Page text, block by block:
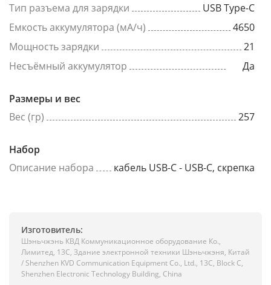
Тип разъема для зарядки
USB Type-C
Емкость аккумулятора (мА/ч)
4650
Мощность зарядки
21
Несъёмный аккумулятор
Да
Размеры и вес
Вес (гр)
257
Набор
Описание набора
кабель USB-C - USB-C, скрепка
Изготовитель:
Шэньчжэнь КВД Коммуникационное оборудование Ко.,
Лимитед, 13C, Здание электронной техники Шэньчжэня, Китай
/ Shenzhen KVD Communication Equipment Co., Ltd., 13C, Block C,
Shenzhen Electronic Technology Building, China